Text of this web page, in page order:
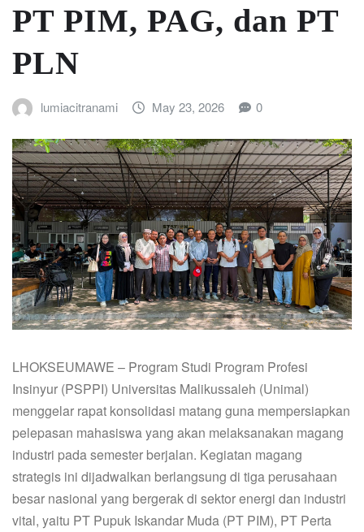
PT PIM, PAG, dan PT
PLN
lumiacitranami May 23, 2026 0
LHOKSEUMAWE – Program Studi Program Profesi
Insinyur (PSPPI) Universitas Malikussaleh (Unimal)
menggelar rapat konsolidasi matang guna mempersiapkan
pelepasan mahasiswa yang akan melaksanakan magang
industri pada semester berjalan. Kegiatan magang
strategis ini dijadwalkan berlangsung di tiga perusahaan
besar nasional yang bergerak di sektor energi dan industri
vital, yaitu PT Pupuk Iskandar Muda (PT PIM), PT Perta